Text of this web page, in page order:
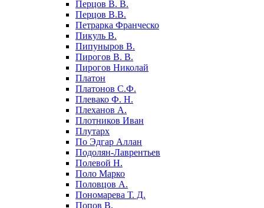
Перцов В. В.
Перцов В.В.
Петрарка Франческо
Пикуль В.
Пипуныров В.
Пирогов В. В.
Пирогов Николай
Платон
Платонов С.Ф.
Плевако Ф. Н.
Плеханов А.
Плотников Иван
Плутарх
По Эдгар Аллан
Подолян-Лаврентьев
Полевой Н.
Поло Марко
Половцов А.
Пономарева Т. Д.
Попов В.